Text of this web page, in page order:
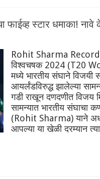
स्टार धमाका! नावे
Rohit Sharma
विश्वचषक 2024 (T20
मध्ये भारतीय संघाने विजयी
आयर्लंडविरुद्ध झालेल्या
गडी राखून दणदणीत विजय
सामन्यात भारतीय संघाचा
(Rohit Sharma) याने
आपल्या या खेळी दरम्यान